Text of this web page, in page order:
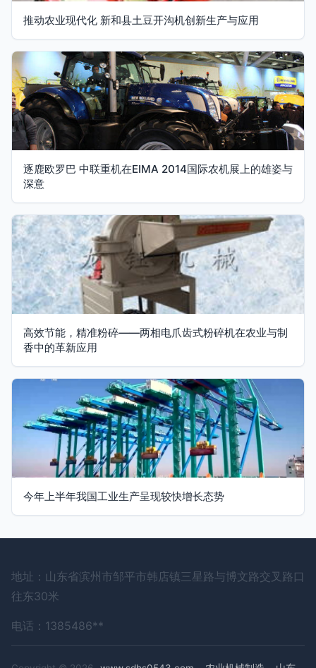
推动农业现代化 新和县土豆开沟机创新生产与应用
逐鹿欧罗巴 中联重机在EIMA 2014国际农机展上的雄姿与
深意
高效节能，精准粉碎——两相电爪齿式粉碎机在农业与制
香中的革新应用
今年上半年我国工业生产呈现较快增长态势
地址：山东省滨州市邹平市韩店镇三星路与博文路交叉路口
往东30米
电话：1385486**